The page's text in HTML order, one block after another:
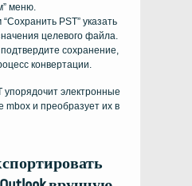
меню.
PST” указать
целевого файла.
сохранение,
конвертации.
упорядочит электронные
и преобразует их в